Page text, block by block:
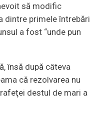
să modific
dintre primele întrebări
a fost “unde pun
însă după câteva
că rezolvarea nu
destul de mari a